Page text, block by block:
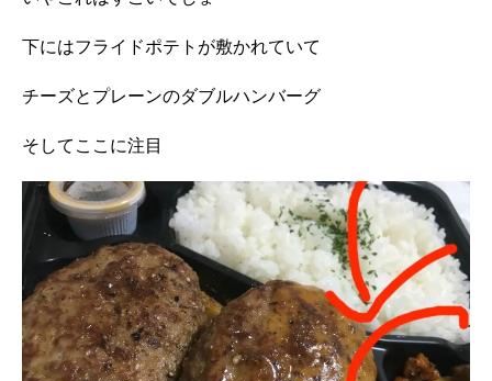
下にはフライドポテトが敷かれていて
チーズとプレーンのダブルハンバーグ
そしてここに注目